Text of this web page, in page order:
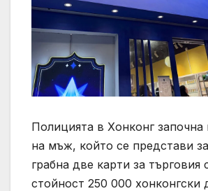
Полицията в Хонконг започна
на мъж, който се представи
грабна две карти за търговия
стойност 250 000 хонконгски